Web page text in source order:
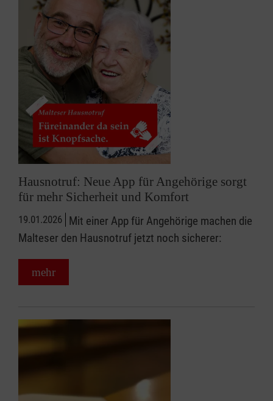
Hausnotruf: Neue App für Angehörige sorgt
für mehr Sicherheit und Komfort
19.01.2026 Mit einer App für Angehörige machen die
Malteser den Hausnotruf jetzt noch sicherer:
mehr